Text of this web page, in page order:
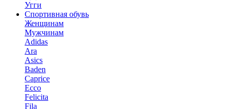
Угги
Спортивная обувь
Женщинам
Мужчинам
Adidas
Ara
Asics
Baden
Caprice
Ecco
Felicita
Fila